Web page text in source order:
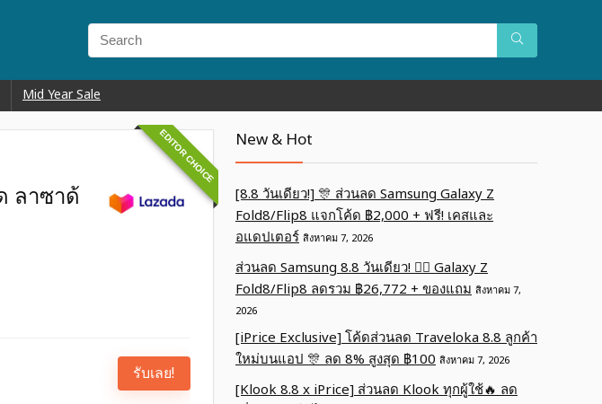
Mid Year Sale
EDITOR CHOICE
ลาซาด้
รับเลย!
New & Hot
[8.8 วันเดียว!] 🎊 ส่วนลด Samsung Galaxy Z
Fold8/Flip8 แจกโค้ด ฿2,000 + ฟรี! เคสและ
อแดปเตอร์ สิงหาคม 7, 2026
ส่วนลด Samsung 8.8 วันเดียว! ❤️‍🔥 Galaxy Z
Fold8/Flip8 ลดรวม ฿26,772 + ของแถม สิงหาคม 7,
2026
[iPrice Exclusive] โค้ดส่วนลด Traveloka 8.8 ลูกค้า
ใหม่บนแอป 🎊 ลด 8% สูงสุด​ ฿100 สิงหาคม 7, 2026
[Klook 8.8 x iPrice] ส่วนลด Klook ทุกผู้ใช้🔥 ลด